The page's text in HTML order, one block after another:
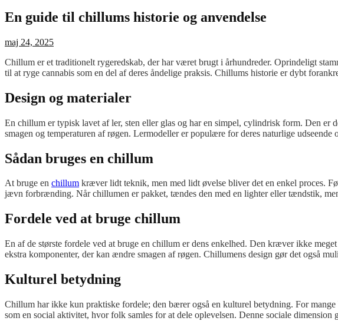
En guide til chillums historie og anvendelse
Posted
maj 24, 2025
Chillum er et traditionelt rygeredskab, der har været brugt i århundreder. Oprindeligt
til at ryge cannabis som en del af deres åndelige praksis. Chillums historie er dybt
Design og materialer
En chillum er typisk lavet af ler, sten eller glas og har en simpel, cylindrisk form. Den
smagen og temperaturen af røgen. Lermodeller er populære for deres naturlige
Sådan bruges en chillum
At bruge en chillum kræver lidt teknik, men med lidt øvelse bliver det en enkel proces.
jævn forbrænding. Når chillumen er pakket, tændes den med en lighter eller tændstik,
Fordele ved at bruge chillum
En af de største fordele ved at bruge en chillum er dens enkelhed. Den kræver ikke
ekstra komponenter, der kan ændre smagen af røgen. Chillumens design gør det også
Kulturel betydning
Chillum har ikke kun praktiske fordele; den bærer også en kulturel betydning. For
som en social aktivitet, hvor folk samles for at dele oplevelsen. Denne sociale